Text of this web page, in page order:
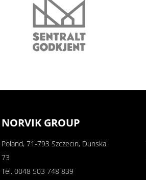
NORVIK GROUP
Poland, 71-793 Szczecin, Dunska
73
Tel.0048 503 748 839